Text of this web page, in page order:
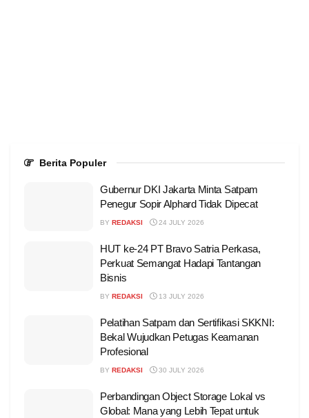
Berita Populer
Gubernur DKI Jakarta Minta Satpam
Penegur Sopir Alphard Tidak Dipecat
BY REDAKSI 24 JULY 2026
HUT ke-24 PT Bravo Satria Perkasa,
Perkuat Semangat Hadapi Tantangan
Bisnis
BY REDAKSI 13 JULY 2026
Pelatihan Satpam dan Sertifikasi SKKNI:
Bekal Wujudkan Petugas Keamanan
Profesional
BY REDAKSI 30 JULY 2026
Perbandingan Object Storage Lokal vs
Global: Mana yang Lebih Tepat untuk